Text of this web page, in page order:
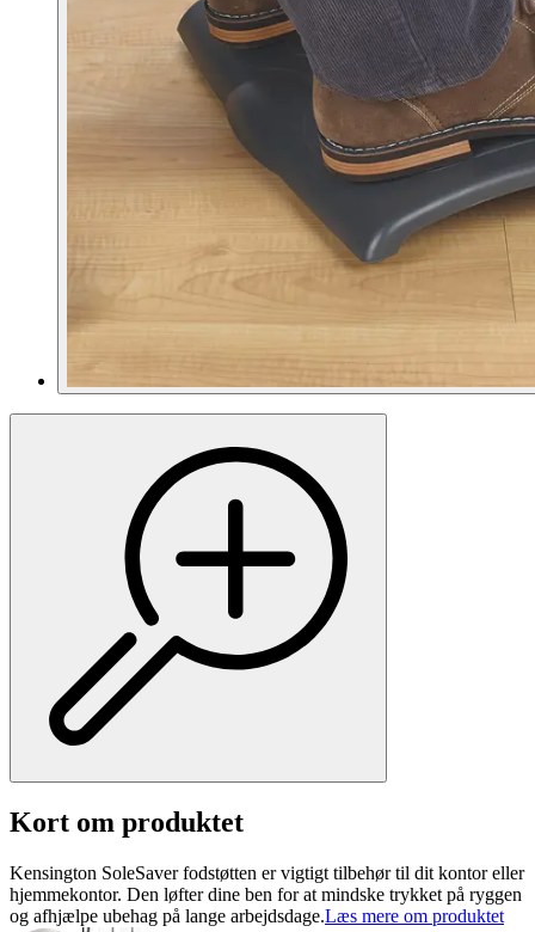
Kort om produktet
Kensington SoleSaver fodstøtten er vigtigt tilbehør til dit kontor eller
hjemmekontor. Den løfter dine ben for at mindske trykket på ryggen
og afhjælpe ubehag på lange arbejdsdage.Læs mere om produktet